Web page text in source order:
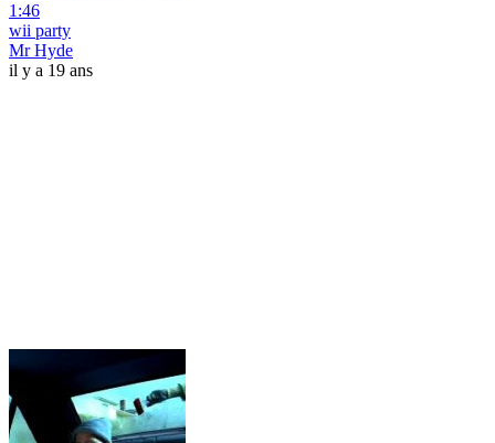
1:46
wii party
Mr Hyde
il y a 19 ans